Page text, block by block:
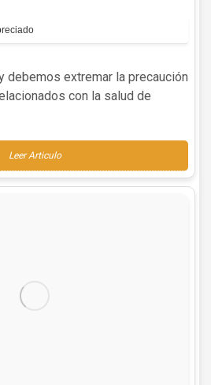
debemos extremar la precaución
con la salud de
Leer Articulo